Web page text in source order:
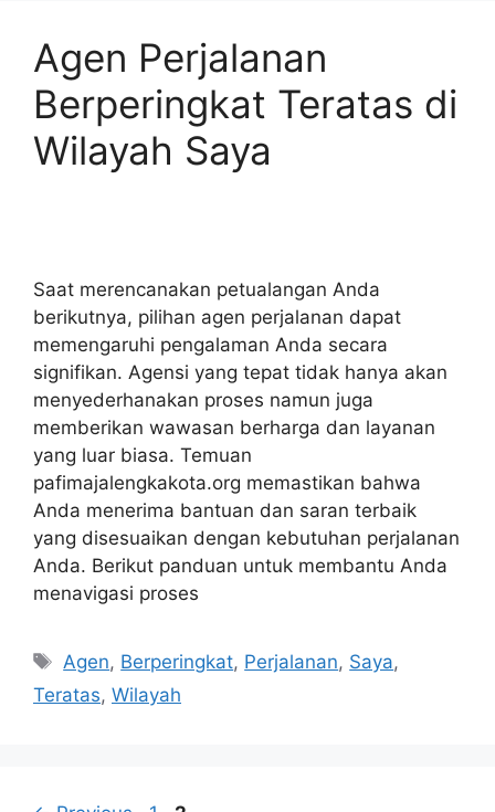
Agen Perjalanan
Berperingkat Teratas di
Wilayah Saya
Saat merencanakan petualangan Anda
berikutnya, pilihan agen perjalanan dapat
memengaruhi pengalaman Anda secara
menyederhanakan proses namun juga
memberikan wawasan berharga dan layanan
yang disesuaikan dengan kebutuhan perjalanan